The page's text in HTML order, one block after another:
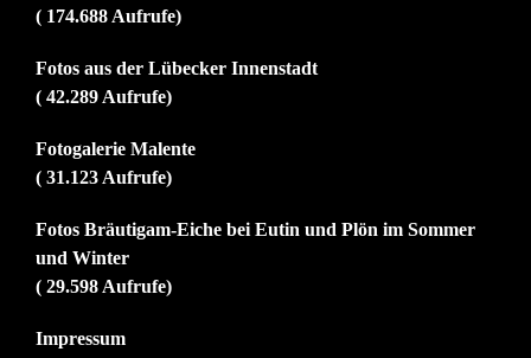
( 174.688 Aufrufe)
Fotos aus der Lübecker Innenstadt
( 42.289 Aufrufe)
Fotogalerie Malente
( 31.123 Aufrufe)
Fotos Bräutigam-Eiche bei Eutin und Plön im Sommer
und Winter
( 29.598 Aufrufe)
Impressum